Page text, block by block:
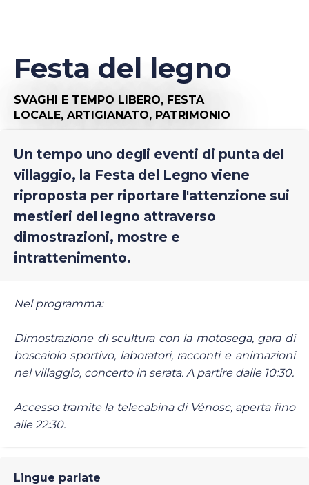
Festa del legno
SVAGHI E TEMPO LIBERO, FESTA
LOCALE, ARTIGIANATO, PATRIMONIO
Un tempo uno degli eventi di punta del
villaggio, la Festa del Legno viene
riproposta per riportare l'attenzione sui
mestieri del legno attraverso
dimostrazioni, mostre e
intrattenimento.
Nel programma:
Dimostrazione di scultura con la motosega, gara di
boscaiolo sportivo, laboratori, racconti e animazioni
nel villaggio, concerto in serata. A partire dalle 10:30.
Accesso tramite la telecabina di Vénosc, aperta fino
alle 22:30.
Lingue parlate